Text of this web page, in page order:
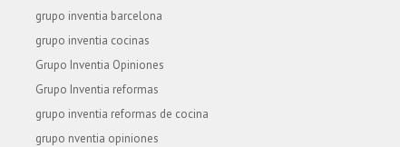
grupo inventia barcelona
grupo inventia cocinas
Grupo Inventia Opiniones
Grupo Inventia reformas
grupo inventia reformas de cocina
grupo nventia opiniones